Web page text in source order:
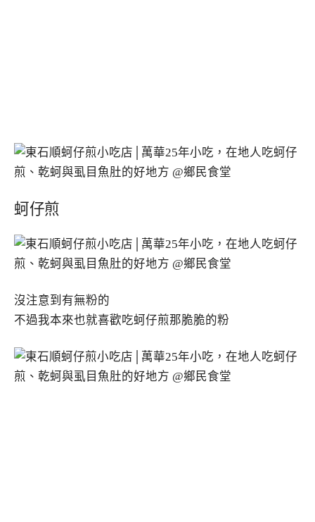
蚵仔煎
沒注意到有無粉的
不過我本來也就喜歡吃蚵仔煎那脆脆的粉